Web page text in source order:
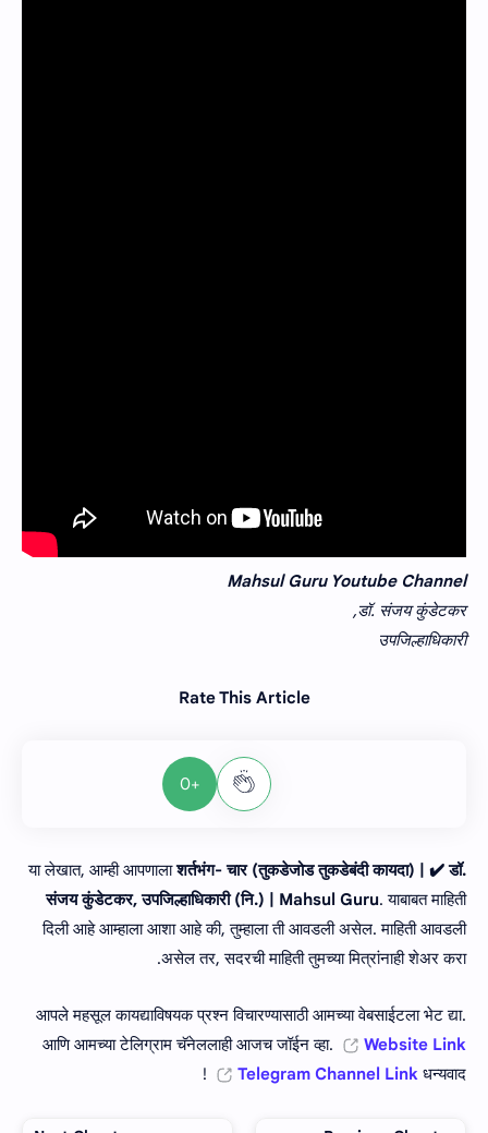
Mahsul Guru Youtube Channel
डॉ. संजय कुंडेटकर,
उपजिल्हाधिकारी
Rate This Article
+0
या लेखात, आम्ही आपणालाशर्तभंग- चार (तुकडेजोड तुकडेबंदी कायदा) | ✔️ डॉ.
संजय कुंडेटकर, उपजिल्हाधिकारी (नि.) | Mahsul Guru. याबाबत माहिती
दिली आहे आम्हाला आशा आहे की, तुम्हाला ती आवडली असेल. माहिती आवडली
असेल तर, सदरची माहिती तुमच्या मित्रांनाही शेअर करा.
आपले महसूल कायद्याविषयक प्रश्न विचारण्यासाठी आमच्या वेबसाईटला भेट द्या.
आणि आमच्या टेलिग्राम चॅनेललाही आजच जॉईन व्हा.
Website Link
Telegram Channel Link धन्यवाद !